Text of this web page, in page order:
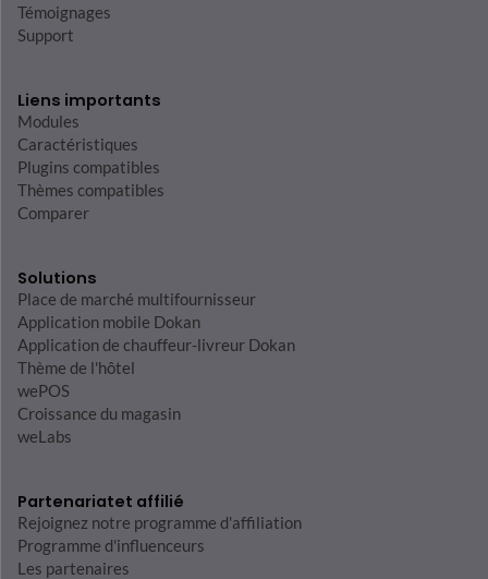
Témoignages
Support
Liens importants
Modules
Caractéristiques
Plugins compatibles
Thèmes compatibles
Comparer
Solutions
Place de marché multifournisseur
Application mobile Dokan
Application de chauffeur-livreur Dokan
Thème de l'hôtel
wePOS
Croissance du magasin
weLabs
Partenariatet affilié
Rejoignez notre programme d'affiliation
Programme d'influenceurs
Les partenaires